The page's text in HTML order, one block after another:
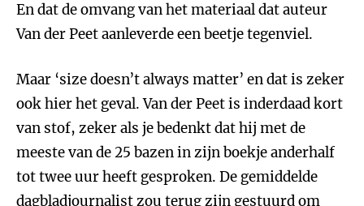
En dat de omvang van het materiaal dat auteur
Van der Peet aanleverde een beetje tegenviel.
Maar ‘size doesn’t always matter’ en dat is zeker
ook hier het geval. Van der Peet is inderdaad kort
van stof, zeker als je bedenkt dat hij met de
meeste van de 25 bazen in zijn boekje anderhalf
tot twee uur heeft gesproken. De gemiddelde
dagbladjournalist zou terug zijn gestuurd om